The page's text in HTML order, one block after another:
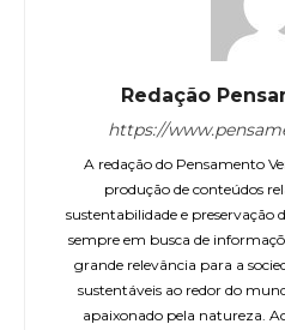
Redação
https://
A redação do Pensamento
produção de conteúdos
sustentabilidade e preservação
sempre em busca de
grande relevância para a
sustentáveis ao redor do
apaixonado pela natureza.